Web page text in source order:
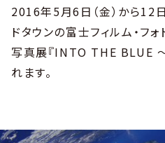
2016年5月6日（金）から12
ドタウンの富士フィルム・フ
写真展『INTO THE BLUE
れます。